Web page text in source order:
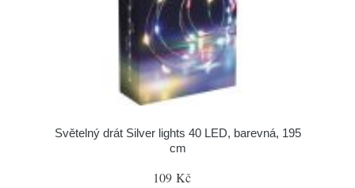
Světelný drát Silver lights 40 LED, barevná, 195
cm
109 Kč